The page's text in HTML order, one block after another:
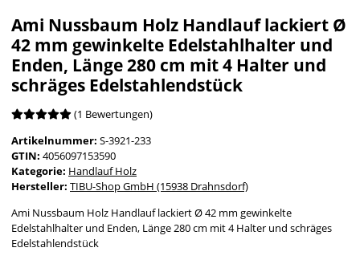
Ami Nussbaum Holz Handlauf lackiert Ø
42 mm gewinkelte Edelstahlhalter und
Enden, Länge 280 cm mit 4 Halter und
schräges Edelstahlendstück
(1 Bewertungen)
Artikelnummer: S-3921-233
GTIN: 4056097153590
Kategorie: Handlauf Holz
Hersteller: TIBU-Shop GmbH (15938 Drahnsdorf)
Ami Nussbaum Holz Handlauf lackiert Ø 42 mm gewinkelte
Edelstahlhalter und Enden, Länge 280 cm mit 4 Halter und schräges
Edelstahlendstück